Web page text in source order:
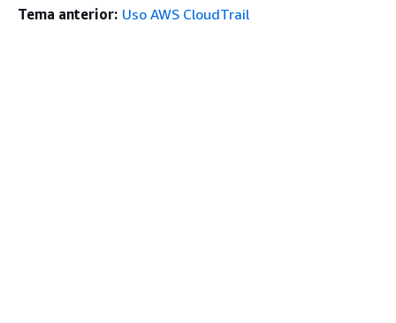
Tema anterior: Uso AWS CloudTrail